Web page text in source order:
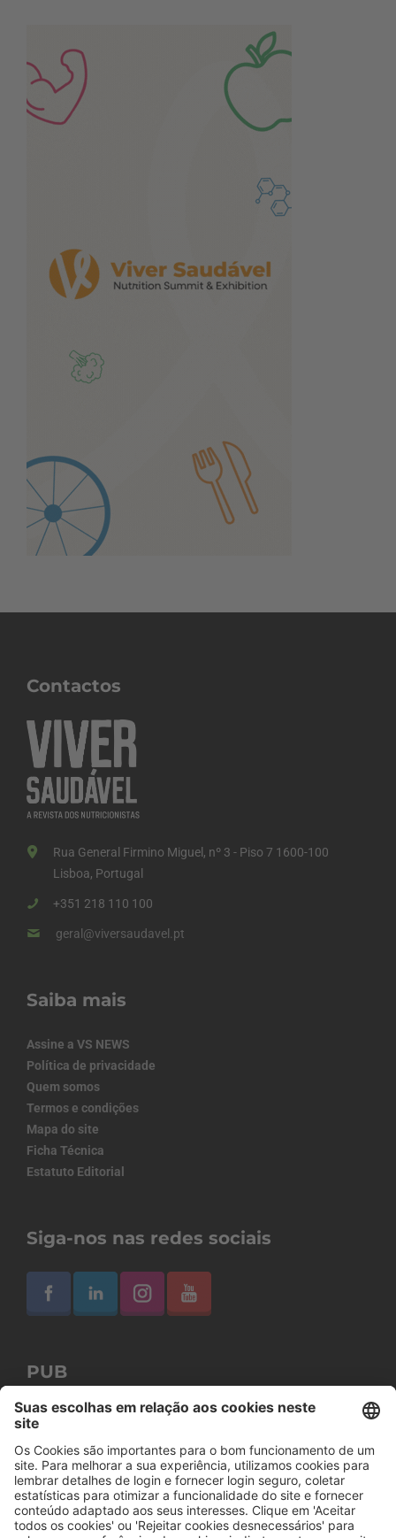
Contactos
Rua General Firmino Miguel, nº 3 - Piso 7 1600-100
Lisboa, Portugal
+351 218 110 100
geral@viversaudavel.pt
Saiba mais
Assine a VS NEWS
Política de privacidade
Quem somos
Termos e condições
Mapa do site
Ficha Técnica
Estatuto Editorial
Siga-nos nas redes sociais
PUB